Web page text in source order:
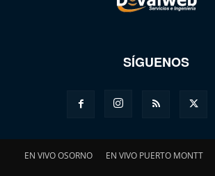
SÍGUENOS
EN VIVO OSORNO EN VIVO PUERTO MONTT